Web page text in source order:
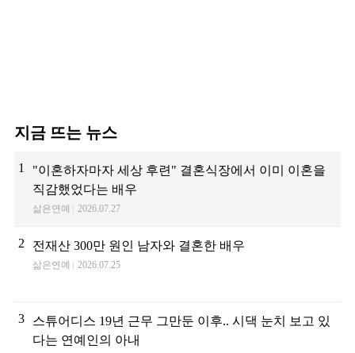
지금 뜨는 뉴스
1
"이혼하자마자 세상 후련" 결혼식장에서 이미 이혼을
직감했었다는 배우
삶은연예 2026.07.27
2 전재산 300만 원인 남자와 결혼한 배우
삶은연예 2026.07.25
3
스튜어디스 19년 근무 그만둔 이후.. 시댁 눈치 보고 있
다는 연예인의 아내